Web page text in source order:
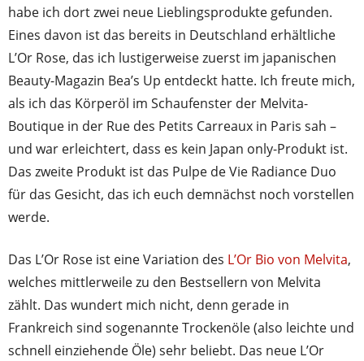
habe ich dort zwei neue Lieblingsprodukte gefunden.
Eines davon ist das bereits in Deutschland erhältliche
L’Or Rose, das ich lustigerweise zuerst im japanischen
Beauty-Magazin Bea’s Up entdeckt hatte. Ich freute mich,
als ich das Körperöl im Schaufenster der Melvita-
Boutique in der Rue des Petits Carreaux in Paris sah –
und war erleichtert, dass es kein Japan only-Produkt ist.
Das zweite Produkt ist das Pulpe de Vie Radiance Duo
für das Gesicht, das ich euch demnächst noch vorstellen
werde.
Das L’Or Rose ist eine Variation des L’Or Bio von Melvita,
welches mittlerweile zu den Bestsellern von Melvita
zählt. Das wundert mich nicht, denn gerade in
Frankreich sind sogenannte Trockenöle (also leichte und
schnell einziehende Öle) sehr beliebt. Das neue L’Or